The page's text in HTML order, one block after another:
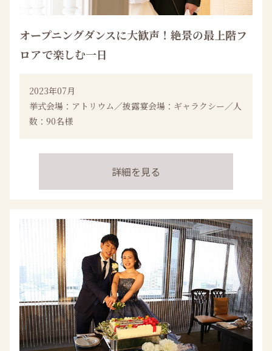
オープニングダンスに大歓声！絶景の最上階フ
ロアで楽しむ一日
2023年07月
挙式会場：アトリウム／披露宴会場：ギャラクシー／人
数：90名様
詳細を見る